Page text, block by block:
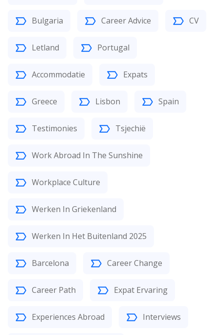
Bulgaria Career Advice CV
Letland Portugal
Accommodatie Expats
Greece Lisbon Spain
Testimonies Tsjechië
Work Abroad In The Sunshine
Workplace Culture
Werken In Griekenland
Werken In Het Buitenland 2025
Barcelona Career Change
Career Path Expat Ervaring
Experiences Abroad Interviews